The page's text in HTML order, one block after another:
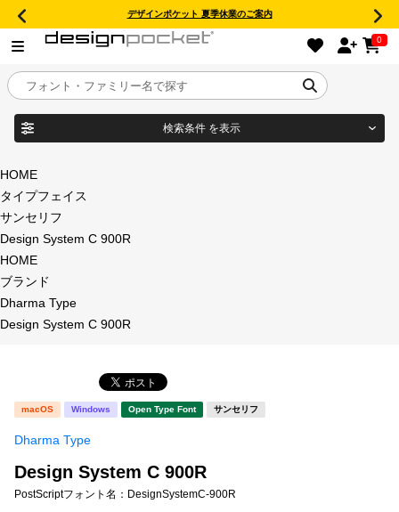
デザインポケット 夏季休業のご案内
0
目的別フォントガイド
特集
おすすめ
年間ライセンス商品
新着一覧
カート
検索条件 を表示
商品名
タイプフェイス
明朝体
角ゴシック
宋朝体
HOME
タイプフェイス
サンセリフ
Design System C 900R
HOME
ブランド
Dharma Type
Design System C 900R
macOS Windows Open Type Font サンセリフ
Dharma Type
Design System C 900R
PostScriptフォント名： DesignSystemC-900R